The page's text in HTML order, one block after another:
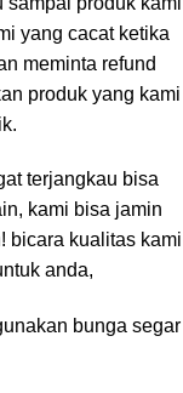
yang cacat ketika
meminta refund
produk yang kami
terjangkau bisa
kami bisa jamin
bicara kualitas kami
anda,
bunga segar